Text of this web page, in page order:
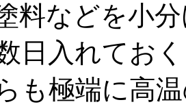
料などを小
日入れてお
も極端に高